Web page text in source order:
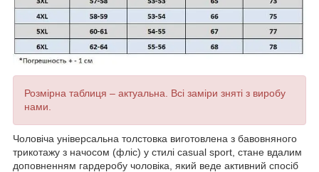
Розмірна таблиця – актуальна. Всі заміри зняті з виробу
нами.
Чоловіча універсальна толстовка виготовлена ​​з бавовняного
трикотажу з начосом (фліс) у стилі casual sport, стане вдалим
доповненням гардеробу чоловіка, який веде активний спосіб